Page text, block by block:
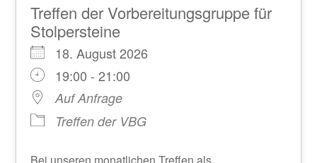
Treffen der Vorbereitungsgruppe für
Stolpersteine
18. August 2026
19:00 - 21:00
Auf Anfrage
Treffen der VBG
Bei unseren monatlichen Treffen als